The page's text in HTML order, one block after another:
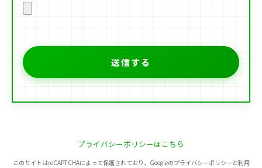
プライバシーポリシーはこちら
このサイトはreCAPTCHAによって保護されており、Googleのプライバシーポリシーと利用